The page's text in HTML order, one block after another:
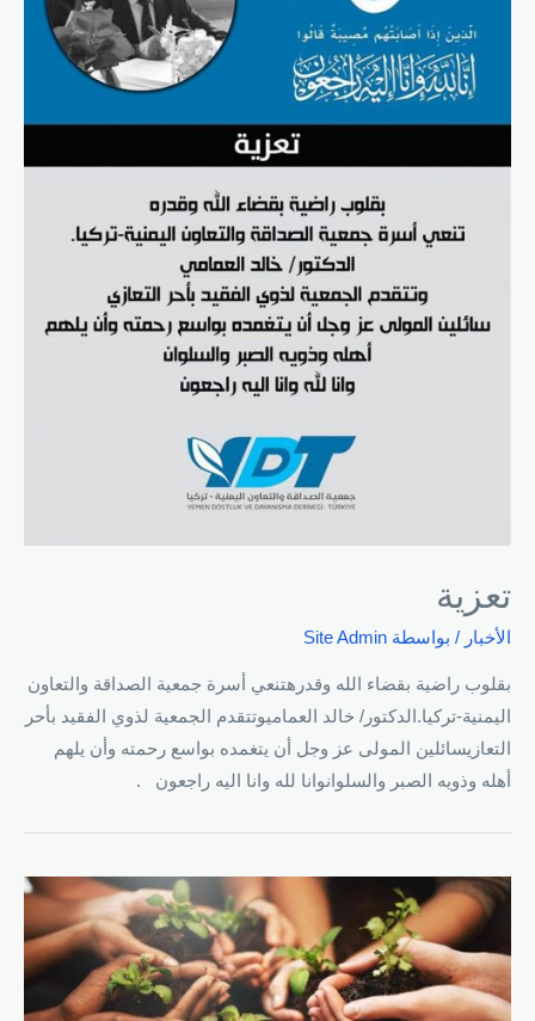
تعزية
الأخبار / بواسطة Site Admin
بقلوب راضية بقضاء الله وقدرهتنعي أسرة جمعية الصداقة والتعاون
اليمنية-تركيا.الدكتور/ خالد العماميوتتقدم الجمعية لذوي الفقيد بأحر
التعازيسائلين المولى عز وجل أن يتغمده بواسع رحمته وأن يلهم
أهله وذويه الصبر والسلوانوانا لله وانا اليه راجعون .